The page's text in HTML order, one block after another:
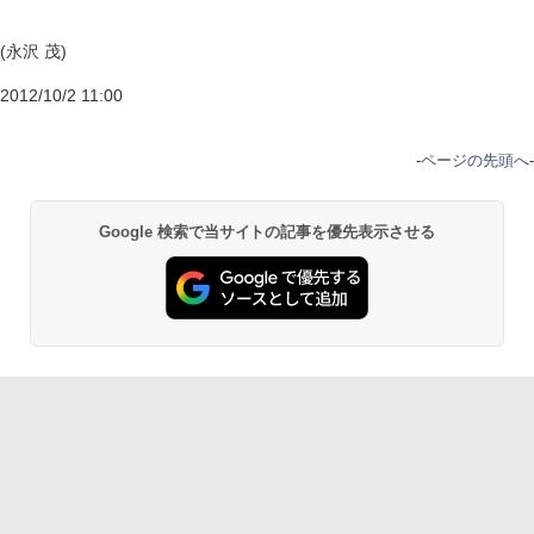
(永沢 茂)
2012/10/2 11:00
-ページの先頭へ-
Google 検索で当サイトの記事を優先表示させる